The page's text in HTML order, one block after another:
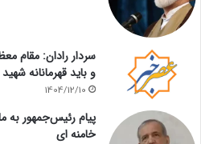
سردار رادان: مقام
و باید قهرمانانه
1404/12/10
پیام رئیس‌جمهور به
خامنه ای